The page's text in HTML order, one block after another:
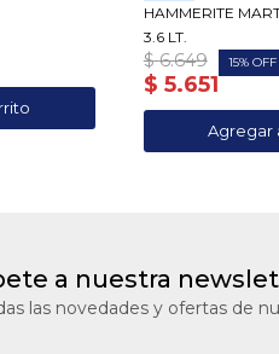
HAMMERITE
3.6 LT.
$ 5.651
$ 6.649 15
a nuestra
las novedades y ofertas de